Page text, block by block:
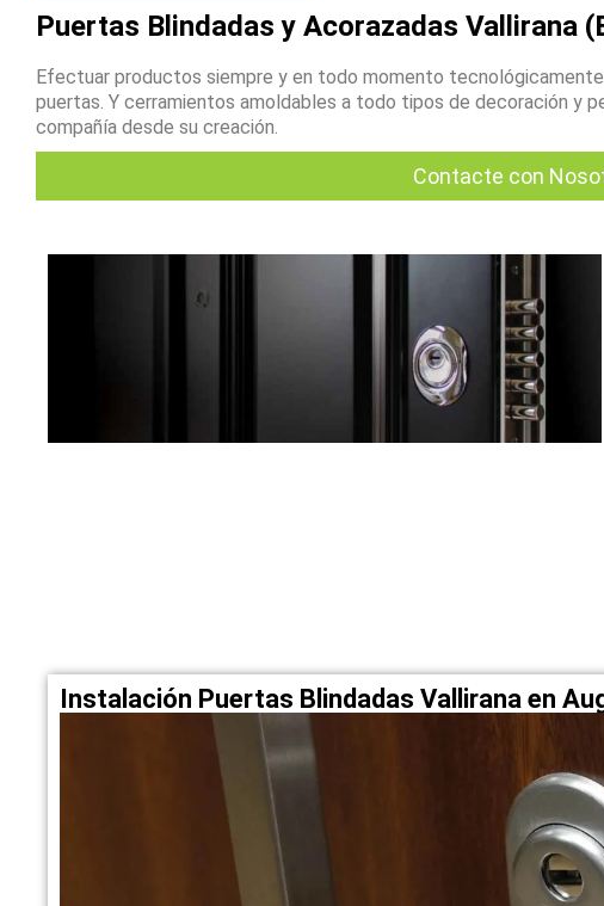
Puertas Blindadas y Acorazadas Vallirana
Efectuar productos siempre y en todo momento
puertas. Y cerramientos amoldables a todo tipos de decoración y
compañía desde su creación.
Contacte con
Instalación Puertas Blindadas Vallirana en